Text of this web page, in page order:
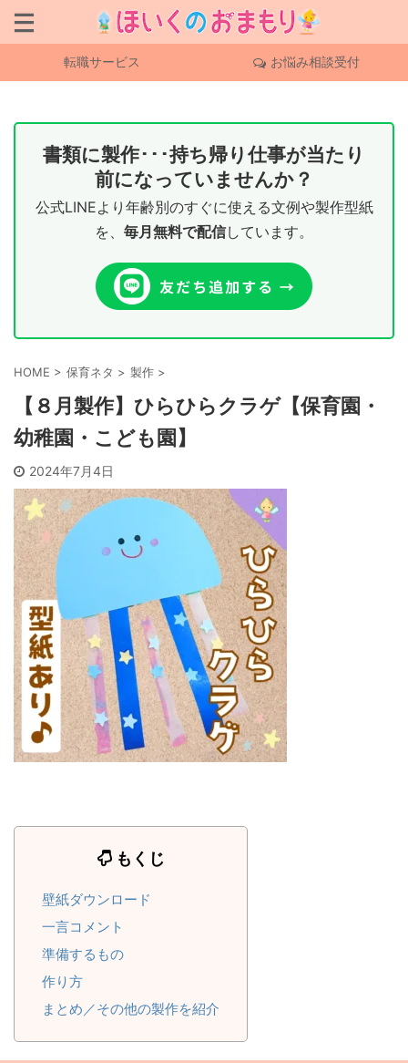
転職サービス お悩み相談受付
書類に製作･･･持ち帰り仕事が当たり
前になっていませんか？
公式LINEより年齢別のすぐに使える文例や製作型紙
を、 毎月無料で配信しています。
HOME > 保育ネタ > 製作 >
【８月製作】ひらひらクラゲ【保育園・
幼稚園・こども園】
2024年7月4日
もくじ
壁紙ダウンロード
一言コメント
準備するもの
作り方
まとめ／その他の製作を紹介